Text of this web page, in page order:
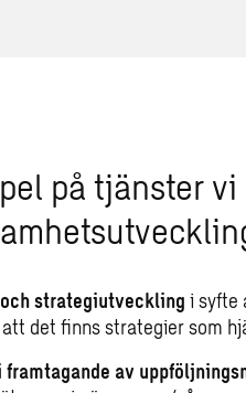
på tjänster
strategiutveckling i syfte
det finns strategier som
framtagande av